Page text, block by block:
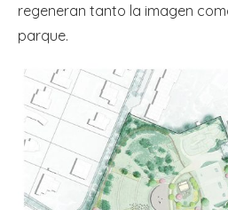
regeneran tanto la imagen
parque.